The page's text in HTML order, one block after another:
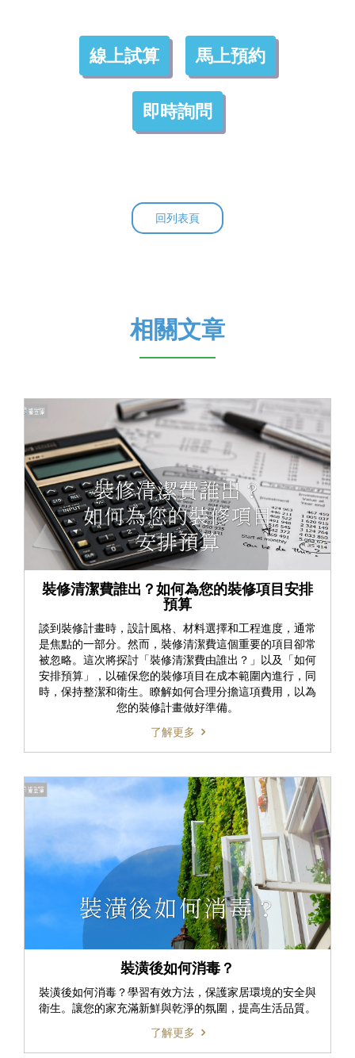
線上試算 馬上預約
即時詢問
回列表頁
相關文章
裝修清潔費誰出？如何為您的裝修項目安排
預算
談到裝修計畫時，設計風格、材料選擇和工程進度，通常
是焦點的一部分。然而，裝修清潔費這個重要的項目卻常
被忽略。這次將探討「裝修清潔費由誰出？」以及「如何
安排預算」，以確保您的裝修項目在成本範圍內進行，同
時，保持整潔和衛生。瞭解如何合理分擔這項費用，以為
您的裝修計畫做好準備。
了解更多
裝潢後如何消毒？
裝潢後如何消毒？學習有效方法，保護家居環境的安全與
衛生。讓您的家充滿新鮮與乾淨的氛圍，提高生活品質。
了解更多